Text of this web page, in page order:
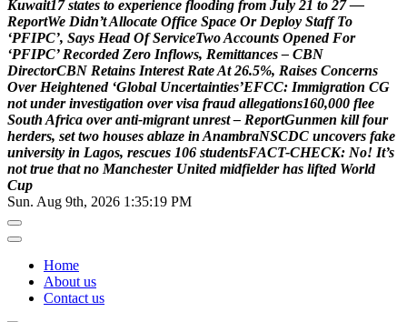
Kuwait17 states to experience flooding from July 21 to 27 —
ReportWe Didn’tAllocate Office Space Or Deploy Staff To
‘PFIPC’, Says Head Of ServiceTwoAccounts Opened For
‘PFIPC’ Recorded Zero Inflows, Remittances – CBN
DirectorCBN Retains Interest RateAt 26.5%, Raises Concerns
Over Heightened ‘Global Uncertainties’EFCC: Immigration CG
not under investigation over visa fraud allegations160,000 flee
South Africa over anti-migrant unrest – ReportGunmen kill four
herders, set two houses ablaze in AnambraNSCDC uncovers fake
university in Lagos, rescues 106 studentsFACT-CHECK: No! It’s
not true that no Manchester United midfielder has lifted World
Cup
Sun. Aug 9th, 2026 1:35:19 PM
Home
About us
Contact us